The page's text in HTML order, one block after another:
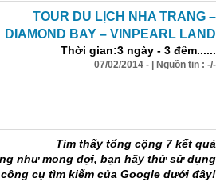
TOUR DU LỊCH NHA TRANG –
DIAMOND BAY – VINPEARL LAND
Thời gian:3 ngày - 3 đêm......
07/02/2014 - | Nguồn tin : -/-
Tìm thấy tổng cộng 7 kết quả
như mong đợi, bạn hãy thử sử dụng
công cụ tìm kiếm của Google dưới đây!